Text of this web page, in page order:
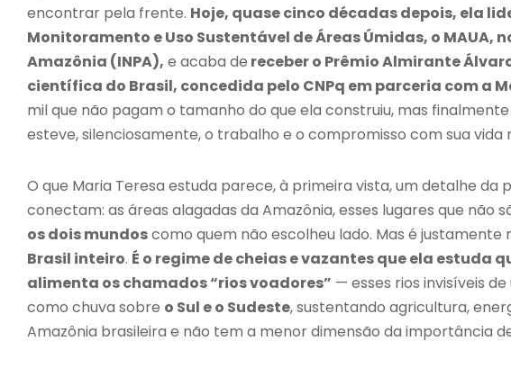
encontrar pela frente. Hoje, quase cinco décadas depois, ela
Monitoramento e Uso Sustentável de Áreas Úmidas, o MAUA,
Amazônia (INPA), e acaba de receber o Prêmio Almirante
científica do Brasil, concedida pelo CNPq em parceria com a
mil que não pagam o tamanho do que ela construiu, mas
esteve, silenciosamente, o trabalho e o compromisso com sua vida
O que Maria Teresa estuda parece, à primeira vista, um detalhe da
conectam: as áreas alagadas da Amazônia, esses lugares que não
os dois mundoscomo quem não escolheu lado. Mas é justamente
Brasil inteiro. É o regime de cheias e vazantes que ela estuda
alimenta os chamados “rios voadores” — esses rios invisíveis
como chuva sobre o Sul e o Sudeste, sustentando agricultura,
Amazônia brasileira e não tem a menor dimensão da importância